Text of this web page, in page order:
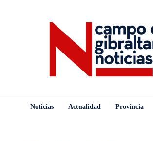
Noticias Actualidad Provincia